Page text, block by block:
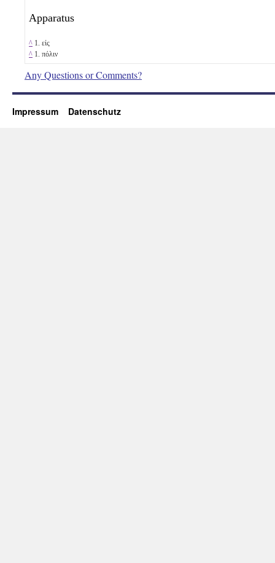
Apparatus
^ 1. εἰς
^ 1. πόλιν
Any Questions or Comments?
Impressum Datenschutz